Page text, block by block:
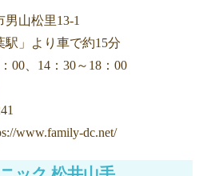
山松里13-1
駅」より車で約15分
00、14：30～18：00
www.family-dc.net/